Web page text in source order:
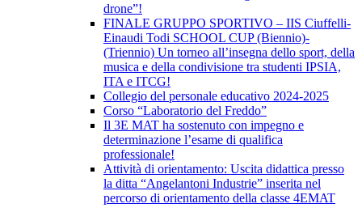
drone”!
FINALE GRUPPO SPORTIVO – IIS Ciuffelli-
Einaudi Todi SCHOOL CUP (Biennio)-
(Triennio) Un torneo all’insegna dello sport, della
musica e della condivisione tra studenti IPSIA,
ITA e ITCG!
Collegio del personale educativo 2024-2025
Corso “Laboratorio del Freddo”
Il 3E MAT ha sostenuto con impegno e
determinazione l’esame di qualifica
professionale!
Attività di orientamento: Uscita didattica presso
la ditta “Angelantoni Industrie” inserita nel
percorso di orientamento della classe 4EMAT